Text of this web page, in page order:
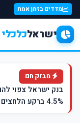
מדדים בזמן אמת
ישראלכלכלי
מבזק חם
בנק ישראל צפוי
4.5% ברקע הלחצים האינפלציוניים.